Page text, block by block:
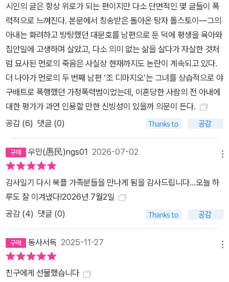
시인의 글은 항상 위로가 되는 편이지만 다소 단면적인 몇 글들이 폭
력적으로 느껴진다. 본문에서 칭송받은 돌아온 탕자 톨스토이―그의
아내는 화려하고 방탕했던 대문호를 남편으로 둔 덕에 평생을 육아와
집안일에 고생하며 살았고, 다소 의미 없는 삶을 살다가 자살한 것처
럼 묘사된 먼로의 죽음은 사실상 현재까지도 논란이 계속되고 있다.
더 나아가 먼로의 두 번째 남편 ‘조 디마지오’는 그녀를 상습적으로 야
구배트로 폭행했던 가정폭력범이었는데, 이혼당한 사람의 전 아내에
대한 평가가 과연 인용할 만한 신빙성이 있을까 의문이 든다.
공감 (6) 댓글 (0)
우민(愚民)ngs01 2026-07-02
감사일기 다시 북플 가족분들을 만나게 됨을 감사드립니다...오늘 하
루도 잘 이겨냈다!2026년 7월2일
공감 (4) 댓글 (0)
동사서독 2025-11-27
친구에게 선물했습니다